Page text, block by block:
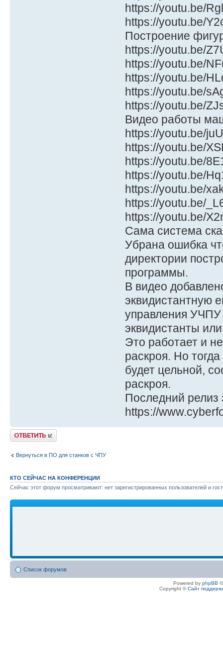
https://youtu.be/
https://youtu.be/
Построение
https://youtu.be/
https://youtu.be/
https://youtu.be/
https://youtu.be/
https://youtu.be/
Видео работы
https://youtu.be/
https://youtu.be/
https://youtu.be/
https://youtu.be/
https://youtu.be/
https://youtu.be/
https://youtu.be/
Сама система
Убрана ошибка
директории
программы.
В видео
эквидистантную
управления УЧПУ
эквидистанты
Это работает и
раскроя. Но
будет цельной,
раскроя.
Последний релиз
https://
Ответить
Вернуться в ПО для станков с ЧПУ
КТО СЕЙЧАС НА КОНФЕРЕНЦИИ
Сейчас этот форум просматривают: нет зарегистрированных пользователей и
Список форумов
Powered by phpBB
Copyright ©Сайт